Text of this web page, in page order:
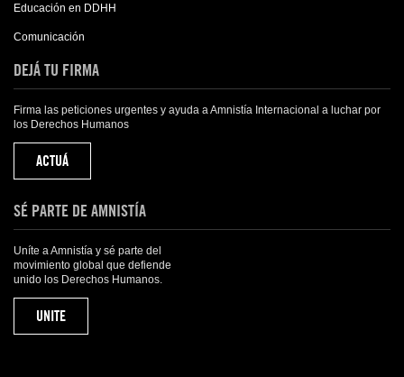
Educación en DDHH
Comunicación
DEJÁ TU FIRMA
Firma las peticiones urgentes y ayuda a Amnistía Internacional a luchar por
los Derechos Humanos
ACTUÁ
SÉ PARTE DE AMNISTÍA
Uníte a Amnistía y sé parte del
movimiento global que defiende
unido los Derechos Humanos.
UNITE